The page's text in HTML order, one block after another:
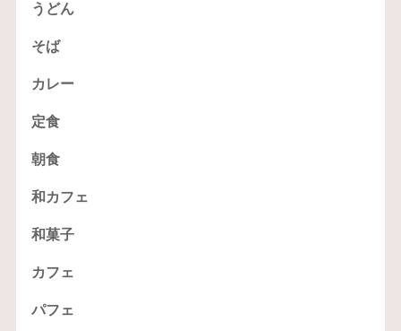
うどん
そば
カレー
定食
朝食
和カフェ
和菓子
カフェ
パフェ